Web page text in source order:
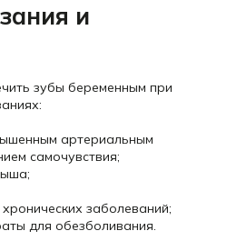
и
зубы беременным при
артериальным
самочувствия;
заболеваний;
для обезболивания.